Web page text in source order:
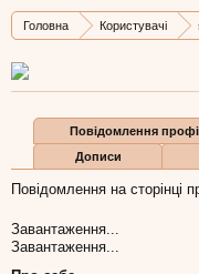
Головна Користувачі
Дописів
1
Повідомлення
Дописи
Повідомлення на сторінці
Завантаження...
Завантаження...